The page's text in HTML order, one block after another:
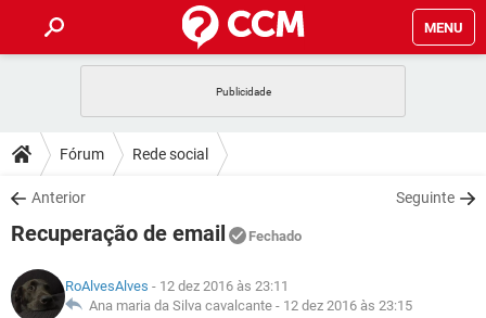
MENU
CELULAR
OUTLOOK
INSTAGRAM GMAIL
GUIA DE COMPRAS
DICAS
JOGOS
INSTAGRAM GMAIL
DOWNLOADS
JOGOS WHATSAPP
CELULAR
OUTLOOK EXCEL
FÓRUM
JOGOS WHATSAPP
GLOSSÁRIO
Fórum Rede social
Anterior Seguinte
Recuperação de email Fechado
RoAlvesAlves - 12 dez 2016 às 23:11
Ana maria da Silva cavalcante - 12 dez 2016 às 23:15